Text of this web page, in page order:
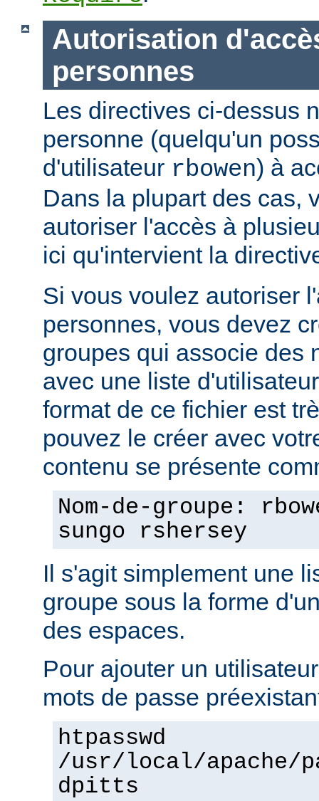
Autorisation
personnes
Les directives ci-dessus
personne (quelqu'un
d'utilisateur rbowen) à
Dans la plupart des cas,
autoriser l'accès à
ici qu'intervient la
Si vous voulez autoriser
personnes, vous devez
groupes qui associe des
avec une liste
format de ce fichier est
pouvez le créer avec
contenu se présente
Nom-de-groupe:
sungo rshersey
Il s'agit simplement une
groupe sous la forme
des espaces.
Pour ajouter un
mots de passe
htpasswd
/usr/local/apache/
dpitts